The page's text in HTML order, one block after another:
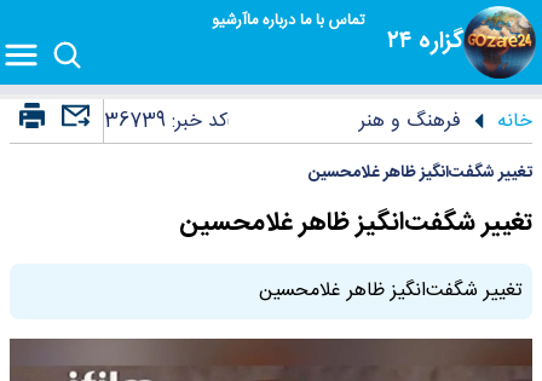
گزاره ۲۴
تماس با مادرباره ماآرشیو
خانه فرهنگ و هنر کد خبر:36739
تغییر شگفت‌انگیز ظاهر غلامحسین
تغییر شگفت‌انگیز ظاهر غلامحسین
تغییر شگفت‌انگیز ظاهر غلامحسین